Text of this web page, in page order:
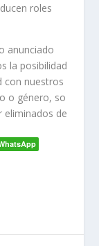
roles
anunciado
la posibilidad
con nuestros
o género, so
eliminados de